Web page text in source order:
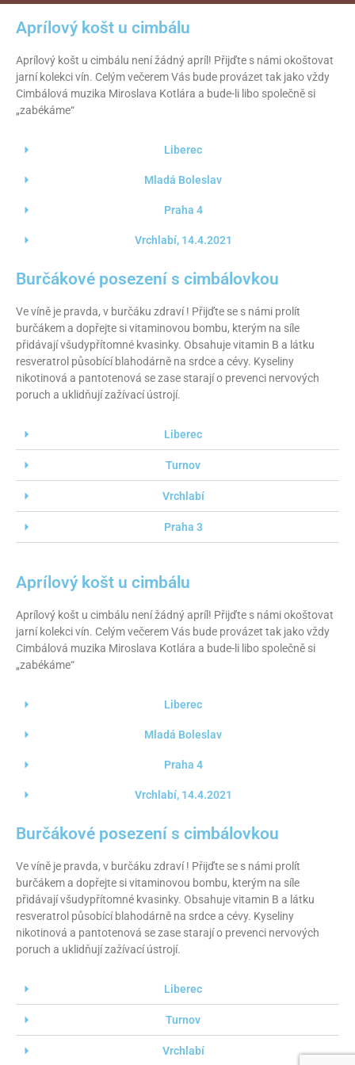
Aprílový košt u cimbálu
Aprílový košt u cimbálu není žádný apríl! Přijďte s námi okoštovat
jarní kolekci vín. Celým večerem Vás bude provázet tak jako vždy
Cimbálová muzika Miroslava Kotlára a bude-li libo společně si
„zabékáme“
Liberec
Mladá Boleslav
Praha 4
Vrchlabí, 14.4.2021
Burčákové posezení s cimbálovkou
Ve víně je pravda, v burčáku zdraví ! Přijďte se s námi prolít
burčákem a dopřejte si vitaminovou bombu, kterým na síle
přidávají všudypřítomné kvasinky. Obsahuje vitamin B a látku
resveratrol působící blahodárně na srdce a cévy. Kyseliny
nikotinová a pantotenová se zase starají o prevenci nervových
poruch a uklidňují zažívací ústrojí.
Liberec
Turnov
Vrchlabí
Praha 3
Aprílový košt u cimbálu
Aprílový košt u cimbálu není žádný apríl! Přijďte s námi okoštovat
jarní kolekci vín. Celým večerem Vás bude provázet tak jako vždy
Cimbálová muzika Miroslava Kotlára a bude-li libo společně si
„zabékáme“
Liberec
Mladá Boleslav
Praha 4
Vrchlabí, 14.4.2021
Burčákové posezení s cimbálovkou
Ve víně je pravda, v burčáku zdraví ! Přijďte se s námi prolít
burčákem a dopřejte si vitaminovou bombu, kterým na síle
přidávají všudypřítomné kvasinky. Obsahuje vitamin B a látku
resveratrol působící blahodárně na srdce a cévy. Kyseliny
nikotinová a pantotenová se zase starají o prevenci nervových
poruch a uklidňují zažívací ústrojí.
Liberec
Turnov
Vrchlabí